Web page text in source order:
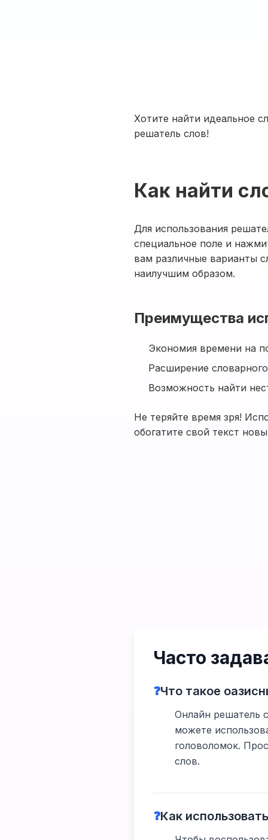
Хотите найти идеальное
решатель слов!
Как найти
Для использования
специальное поле и
вам различные варианты
наилучшим образом.
Преимущества
Экономия времени на
Расширение
Возможность найти
Не теряйте время зря!
обогатите свой текст
Часто
❓Что такое
Онлайн решатель
можете
головоломок.
слов.
❓Как